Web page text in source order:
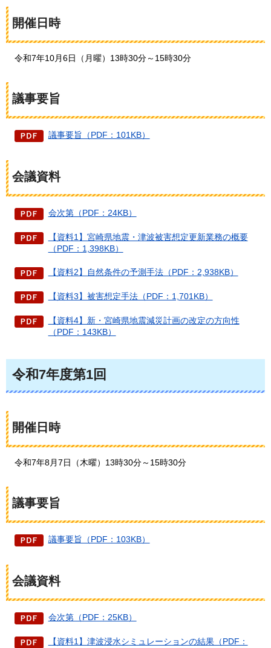
開催日時
令和7年10月6日（月曜）13時30分～15時30分
議事要旨
議事要旨（PDF：101KB）
会議資料
会次第（PDF：24KB）
【資料1】宮崎県地震・津波被害想定更新業務の概要
（PDF：1,398KB）
【資料2】自然条件の予測手法（PDF：2,938KB）
【資料3】被害想定手法（PDF：1,701KB）
【資料4】新・宮崎県地震減災計画の改定の方向性
（PDF：143KB）
令和7年度第1回
開催日時
令和7年8月7日（木曜）13時30分～15時30分
議事要旨
議事要旨（PDF：103KB）
会議資料
会次第（PDF：25KB）
【資料1】津波浸水シミュレーションの結果（PDF：